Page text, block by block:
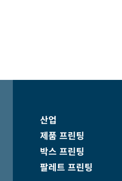
산업
제품 프린팅
박스 프린팅
팔레트 프린팅